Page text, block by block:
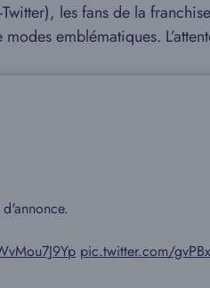
les fans de la
emblématiques.
pic.twitter.com/